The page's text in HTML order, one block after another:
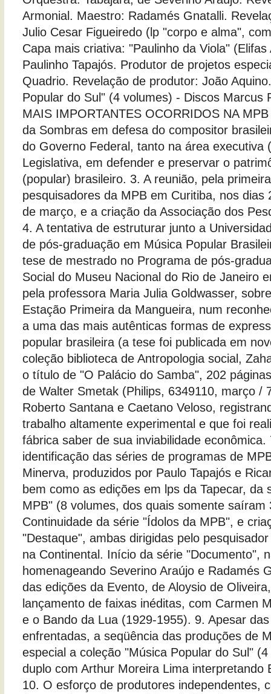
Armonial. Maestro: Radamés Gnatalli.
Julio Cesar Figueiredo (lp "corpo e alma",
Capa mais criativa: "Paulinho da Viola"
Paulinho Tapajós. Produtor de projetos
Quadrio. Revelação de produtor: João
Popular do Sul" (4 volumes) - Discos Marcus
MAIS IMPORTANTES OCORRIDOS NA
da Sombras em defesa do compositor
do Governo Federal, tanto na área executiva
Legislativa, em defender e preservar o
(popular) brasileiro. 3. A reunião, pela
pesquisadores da MPB em Curitiba, nos dias
de março, e a criação da Associação dos
4. A tentativa de estruturar junto a
de pós-graduação em Música Popular
tese de mestrado no Programa de pós-
Social do Museu Nacional do Rio de Janeiro
pela professora Maria Julia Goldwasser,
Estação Primeira da Mangueira, num
a uma das mais autênticas formas de
popular brasileira (a tese foi publicada em
coleção biblioteca de Antropologia social,
o título de "O Palácio do Samba", 202
de Walter Smetak (Philips, 6349110, março /
Roberto Santana e Caetano Veloso,
trabalho altamente experimental e que foi
fábrica saber de sua inviabilidade econômica.
identificação das séries de programas de
Minerva, produzidos por Paulo Tapajós e
bem como as edições em lps da Tapecar, da
MPB" (8 volumes, dos quais somente saíram
Continuidade da série "Ídolos da MPB", e
"Destaque", ambas dirigidas pelo
na Continental. Início da série "Documento",
homenageando Severino Araújo e Radamés
das edições da Evento, de Aloysio de
lançamento de faixas inéditas, com Carmen
e o Bando da Lua (1929-1955). 9. Apesar
enfrentadas, a seqüência das produções de
especial a coleção "Música Popular do Sul"
duplo com Arthur Moreira Lima interpretando
10. O esforço de produtores independentes,